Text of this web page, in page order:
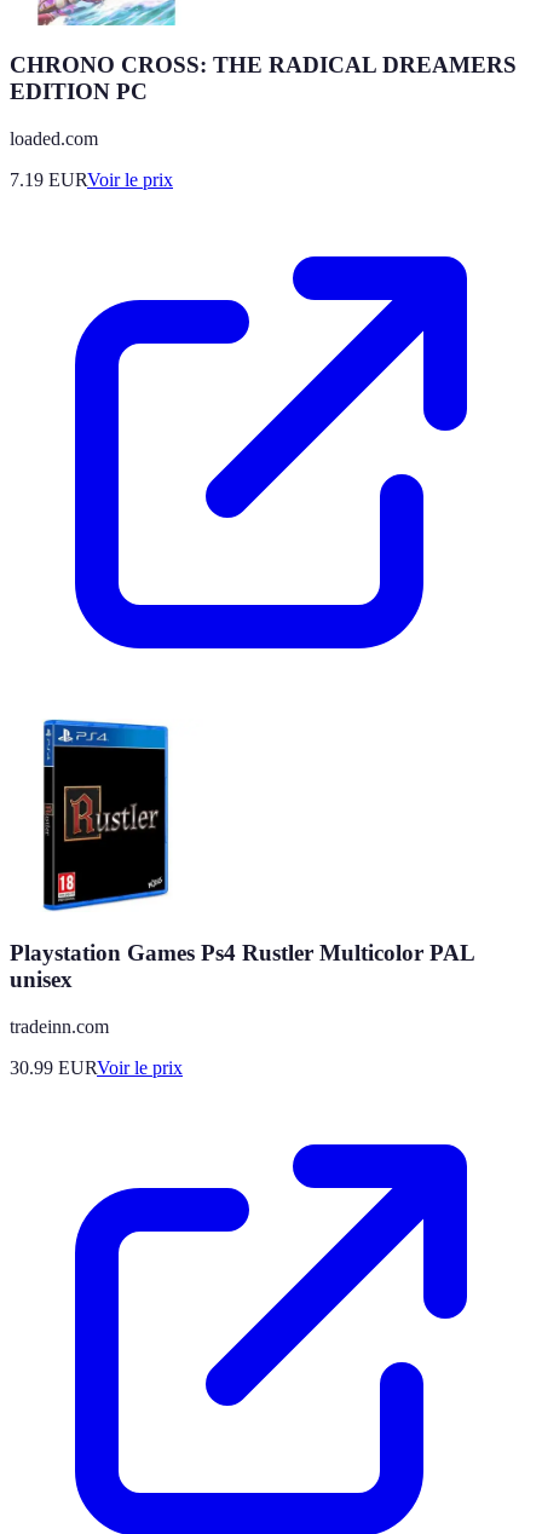
CHRONO CROSS: THE RADICAL DREAMERS
EDITION PC
loaded.com
7.19 EURVoir le prix
Playstation Games Ps4 Rustler Multicolor PAL
unisex
tradeinn.com
30.99 EURVoir le prix